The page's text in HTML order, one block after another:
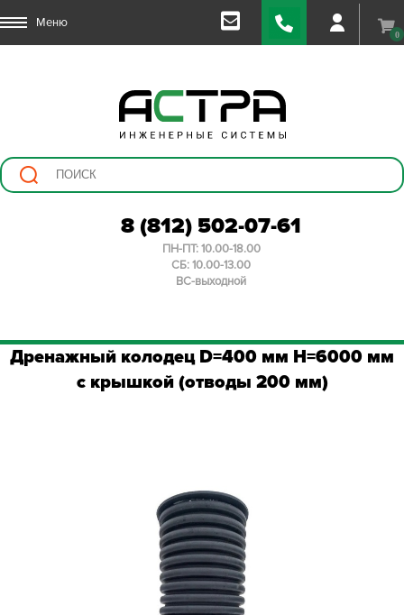
Меню
0
8 (812) 502-07-61
ПН-ПТ: 10.00-18.00
СБ: 10.00-13.00
ВС-выходной
Дренажный колодец D=400 мм H=6000 мм
с крышкой (отводы 200 мм)